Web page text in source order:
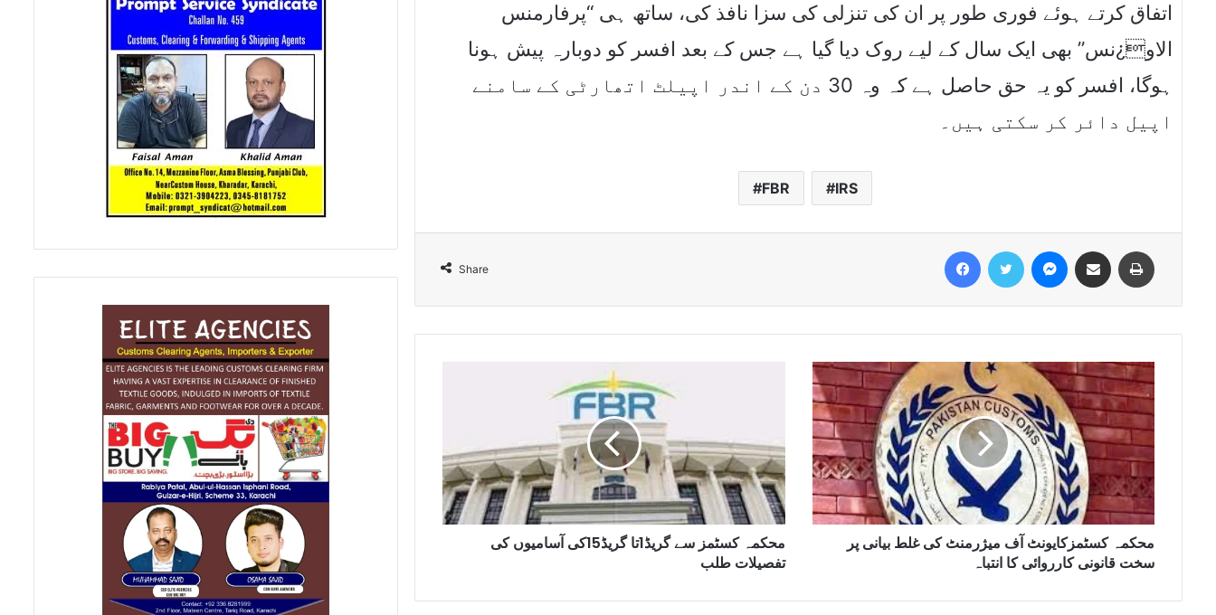
اتفاق کرتے ہوئے فوری طور پر ان کی تنزلی کی سزا نافذ کی، ساتھ ہی “پرفارمنس
الاو¿نس” بھی ایک سال کے لیے روک دیا گیا ہے جس کے بعد افسر کو دوبارہ پیش ہونا
ہوگا، افسر کو یہ حق حاصل ہے کہ وہ 30 دن کے اندر اپیلٹ اتھارٹی کے سامنے
اپیل دائر کر سکتی ہیں۔
FBR IRS
Share
محکمہ کسٹمز سے گریڈ1تا گریڈ15کی آسامیوں کی
تفصیلات طلب
محکمہ کسٹمزکایونٹ آف میژرمنٹ کی غلط بیانی پر
سخت قانونی کارروائی کا انتباہ